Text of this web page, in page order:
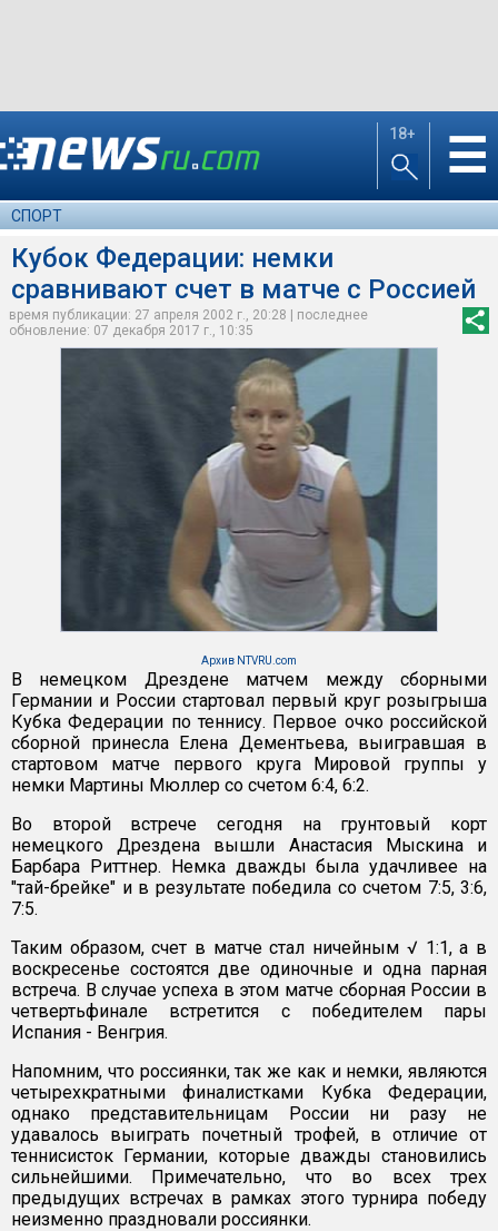
18+ ☰
СПОРТ
Кубок Федерации: немки
сравнивают счет в матче с Россией
время публикации: 27 апреля 2002 г., 20:28 | последнее
обновление: 07 декабря 2017 г., 10:35
Архив NTVRU.com
В немецком Дрездене матчем между сборными
Германии и России стартовал первый круг розыгрыша
Кубка Федерации по теннису. Первое очко российской
сборной принесла Елена Дементьева, выигравшая в
стартовом матче первого круга Мировой группы у
немки Мартины Мюллер со счетом 6:4, 6:2.
Во второй встрече сегодня на грунтовый корт
немецкого Дрездена вышли Анастасия Мыскина и
Барбара Риттнер. Немка дважды была удачливее на
"тай-брейке" и в результате победила со счетом 7:5, 3:6,
7:5.
Таким образом, счет в матче стал ничейным √ 1:1, а в
воскресенье состоятся две одиночные и одна парная
встреча. В случае успеха в этом матче сборная России в
четвертьфинале встретится с победителем пары
Испания - Венгрия.
Напомним, что россиянки, так же как и немки, являются
четырехкратными финалистками Кубка Федерации,
однако представительницам России ни разу не
удавалось выиграть почетный трофей, в отличие от
теннисисток Германии, которые дважды становились
сильнейшими. Примечательно, что во всех трех
предыдущих встречах в рамках этого турнира победу
неизменно праздновали россиянки.